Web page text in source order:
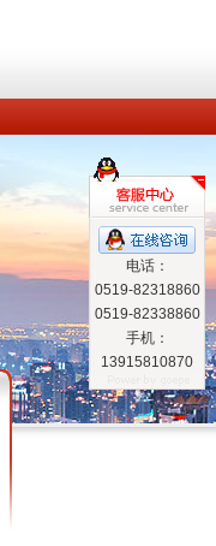
电话：
0519-82318860
0519-82338860
手机：
13915810870